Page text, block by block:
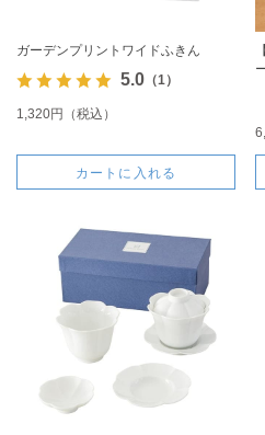
ガーデンプリントワイドふきん
5.0（1）
1,320円（税込）
カートに入れる